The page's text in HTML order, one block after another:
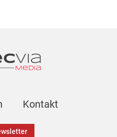
Kontakt